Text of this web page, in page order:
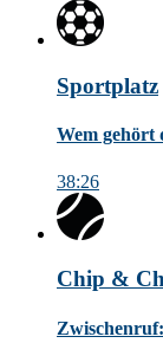
Sportplatz
Wem gehört
38:26
Chip &